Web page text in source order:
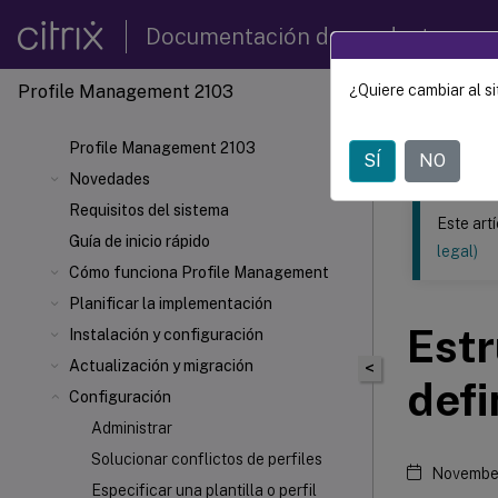
Documentación de productos
Profile Management 2103
Profile Management 2103
Novedades
Requisitos del sistema
Guía de inicio rápido
Cómo funciona Profile Management
Planificar la implementación
Instalación y configuración
Actualización y migración
Configuración
Administrar
Solucionar conflictos de perfiles
Especificar una plantilla o perfil
Este
Profile
<
Este
legal)
¿Quiere cambiar al
SÍ NO